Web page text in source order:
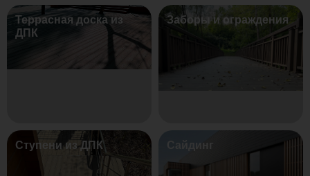
Террасная доска из
ДПК
Заборы и ограждения
Ступени из ДПК Сайдинг